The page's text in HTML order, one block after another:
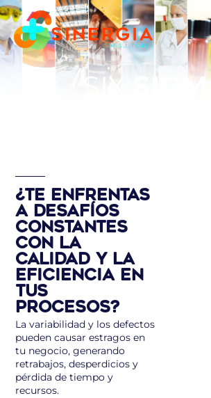
Ir
al
contenido
SIX
¿Te enfrentas
a desafíos
constantes
con la
calidad y la
eficiencia en
tus
procesos?
La variabilidad y los defectos
pueden causar estragos en
tu negocio, generando
retrabajos, desperdicios y
pérdida de tiempo y
recursos.